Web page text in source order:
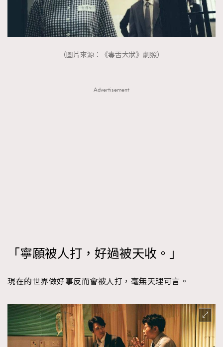
（圖片來源：《毒舌大狀》劇照）
Advertisement
「寧願被人打，好過被天收。」
現在的世界做好事反而會被人打，毫無天理可言。